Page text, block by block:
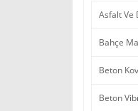
Asfalt Ve
Bahçe
Beton
Beton